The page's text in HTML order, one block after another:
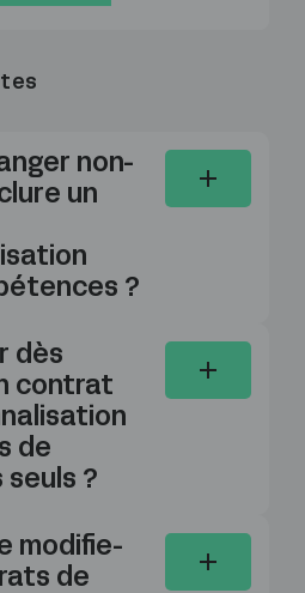
non-
un
?
dès
contrat
de
?
modifie-
de